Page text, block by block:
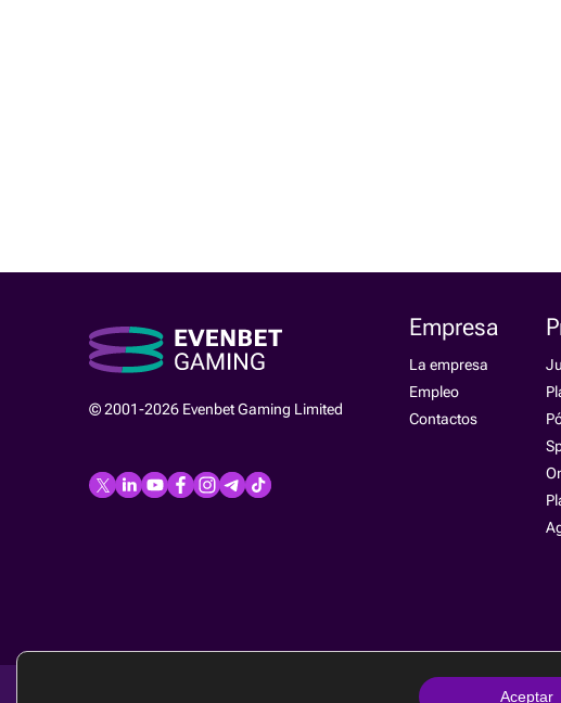
© 2001-2026 Evenbet Gaming Limited
Empresa
La empresa
Empleo
Contactos
Aceptar